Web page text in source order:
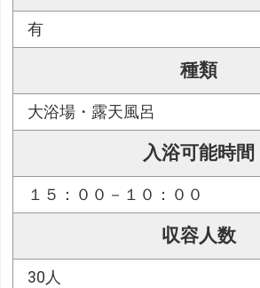
有
種類
大浴場・露天風呂
入浴可能時間
１５：００－１０：００
収容人数
30人